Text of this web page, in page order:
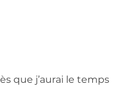
que j’aurai le temps